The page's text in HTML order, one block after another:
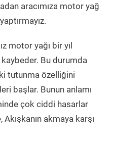
aracımıza motor yağ
motor yağı bir yıl
Bu durumda
tutunma özelliğini
başlar. Bunun anlamı
çok ciddi hasarlar
akmaya karşı